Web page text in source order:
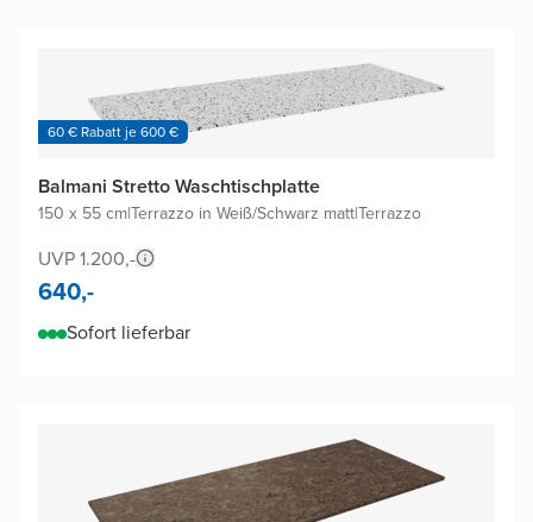
60 € Rabatt je 600 €
Balmani Stretto Waschtischplatte
150 x 55 cm|Terrazzo in Weiß/Schwarz matt|Terrazzo
UVP 1.200,-
640,-
Sofort lieferbar